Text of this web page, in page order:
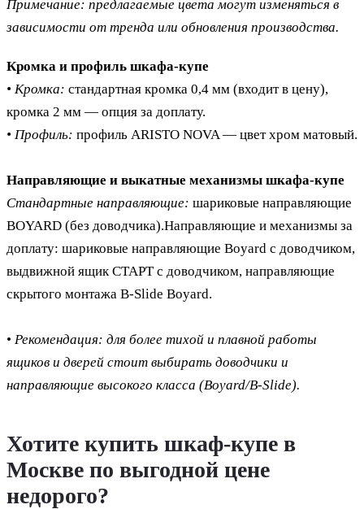
Примечание: предлагаемые цвета могут изменяться в
зависимости от тренда или обновления производства.
Кромка и профиль шкафа-купе
• Кромка: стандартная кромка 0,4 мм (входит в цену),
кромка 2 мм — опция за доплату.
• Профиль: профиль ARISTO NOVA — цвет хром матовый.
Направляющие и выкатные механизмы шкафа-купе
Стандартные направляющие: шариковые направляющие
BOYARD (без доводчика).Направляющие и механизмы за
доплату: шариковые направляющие Boyard с доводчиком,
выдвижной ящик СТАРТ с доводчиком, направляющие
скрытого монтажа B-Slide Boyard.
• Рекомендация: для более тихой и плавной работы
ящиков и дверей стоит выбирать доводчики и
направляющие высокого класса (Boyard/B-Slide).
Хотите купить шкаф-купе в
Москве по выгодной цене
недорого?